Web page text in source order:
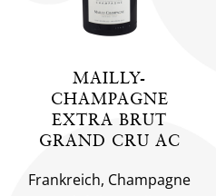
MAILLY-
CHAMPAGNE
EXTRA BRUT
GRAND CRU AC
Frankreich, Champagne